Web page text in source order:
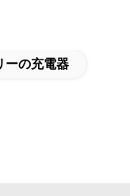
ーの充電器